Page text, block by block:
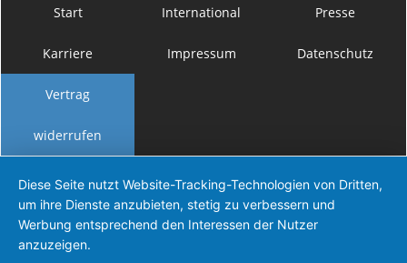
Start International Presse
Karriere Impressum Datenschutz
Vertrag
widerrufen
Diese Seite nutzt Website-Tracking-Technologien von Dritten,
um ihre Dienste anzubieten, stetig zu verbessern und
Werbung entsprechend den Interessen der Nutzer
anzuzeigen.